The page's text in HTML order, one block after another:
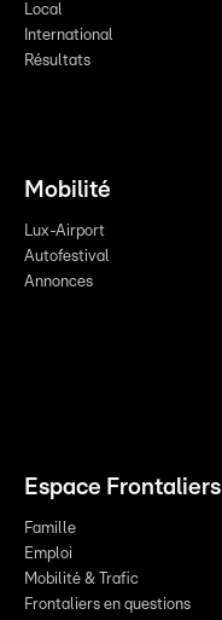
Local
International
Résultats
Mobilité
Lux-Airport
Autofestival
Annonces
Espace Frontaliers
Famille
Emploi
Mobilité & Trafic
Frontaliers en questions